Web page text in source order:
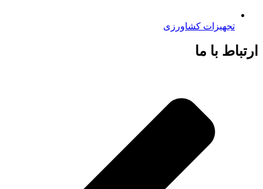
تجهیزات کشاورزی
ارتباط با ما